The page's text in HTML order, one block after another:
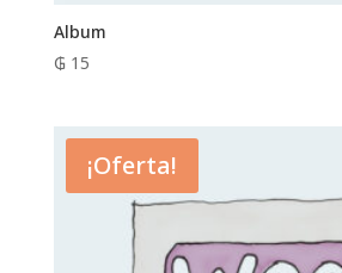
Album
₲15
¡Oferta!